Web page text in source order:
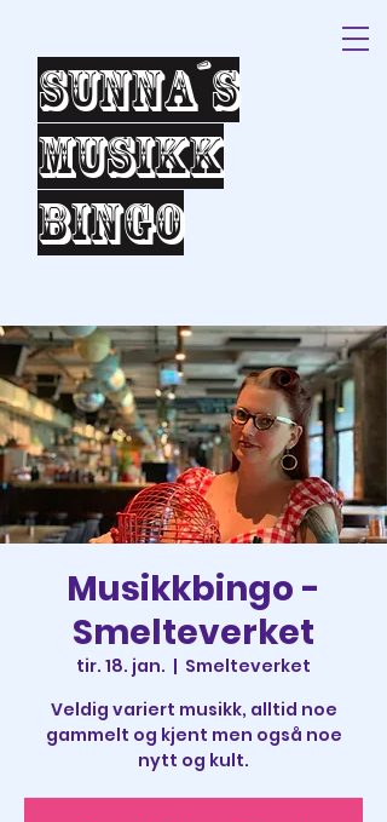
Sunna´s
Musikk
bingo
Musikkbingo -
Smelteverket
tir. 18. jan.
  |
Smelteverket
Veldig variert musikk, alltid noe
gammelt og kjent men også noe
nytt og kult.